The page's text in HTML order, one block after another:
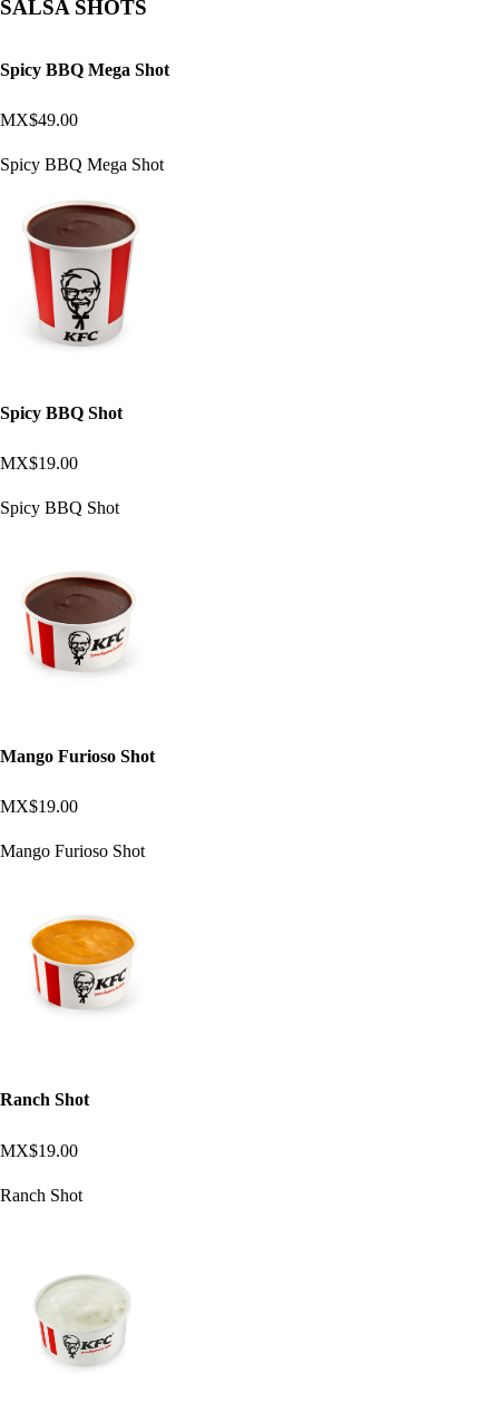
SALSA SHOTS
Spicy BBQ Mega Shot
MX$49.00
Spicy BBQ Mega Shot
Spicy BBQ Shot
MX$19.00
Spicy BBQ Shot
Mango Furioso Shot
MX$19.00
Mango Furioso Shot
Ranch Shot
MX$19.00
Ranch Shot